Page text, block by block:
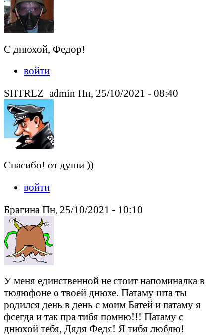
С днюхой, Федор!
войти
SHTRLZ_admin Пн, 25/10/2021 - 08:40
Спасибо! от души ))
войти
Брагина Пн, 25/10/2021 - 10:10
У меня единственной не стоит напоминалка в
тюлюфоне о твоей днюхе. Патаму шта ты
родился день в день с моим Батей и патаму я
фсегда и так пра тибя помню!!! Патаму с
днюхой тебя, Дядя Федя! Я тибя люблю!